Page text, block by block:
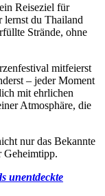
Reiseziel für
lernst du Thailand
Strände, ohne
mitfeierst
– jeder Moment
mit ehrlichen
Atmosphäre, die
nur das Bekannte
Geheimtipp.
unentdeckte